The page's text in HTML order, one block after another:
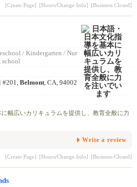
[Create Page] [Hours/Change Info] [Business Closed]
/ Kindergarten / Nur
school
#201, Belmont, CA, 94002
幅広いカリキュラムを提供し、教育全般に力
Write a review
[Create Page] [Hours/Change Info] [Business Closed]